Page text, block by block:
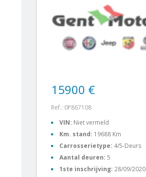
15900 €
Ref.: 0P867108
VIN: Niet vermeld
Km. stand: 19688 Km
Carrosserietype: 4/5-Deurs
Aantal deuren: 5
1ste inschrijving: 28/09/2020